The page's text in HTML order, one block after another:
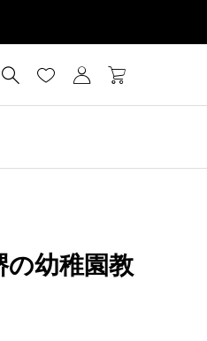
   
幼稚園教